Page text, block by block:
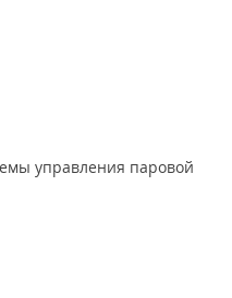
управления паровой